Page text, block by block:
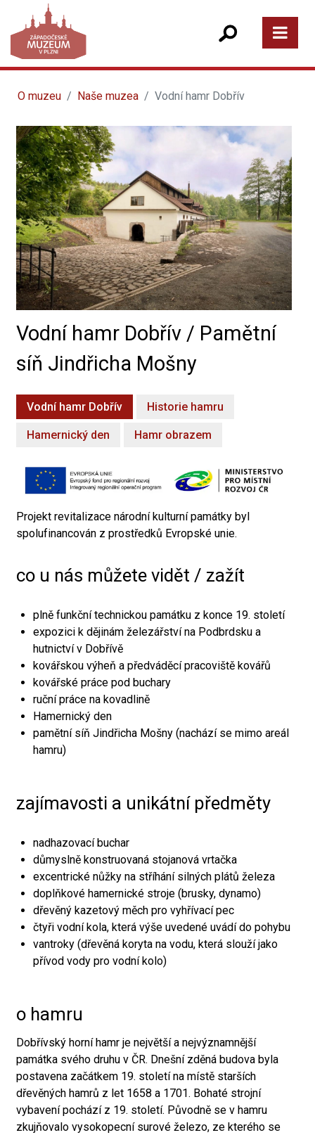
O muzeu Naše muzea Vodní hamr Dobřív
Vodní hamr Dobřív / Pamětní
síň Jindřicha Mošny
Vodní hamr Dobřív Historie hamru
Hamernický den Hamr obrazem
Projekt revitalizace národní kulturní památky byl
spolufinancován z prostředků Evropské unie.
co u nás můžete vidět / zažít
plně funkční technickou památku z konce 19. století
expozici k dějinám železářství na Podbrdsku a
hutnictví v Dobřívě
kovářskou výheň a předváděcí pracoviště kovářů
kovářské práce pod buchary
ruční práce na kovadlině
Hamernický den
pamětní síň Jindřicha Mošny (nachází se mimo areál
hamru)
zajímavosti a unikátní předměty
nadhazovací buchar
důmyslně konstruovaná stojanová vrtačka
excentrické nůžky na stříhání silných plátů železa
doplňkové hamernické stroje (brusky, dynamo)
dřevěný kazetový měch pro vyhřívací pec
čtyři vodní kola, která výše uvedené uvádí do pohybu
vantroky (dřevěná koryta na vodu, která slouží jako
přívod vody pro vodní kolo)
o hamru
Dobřívský horní hamr je největší a nejvýznamnější
památka svého druhu v ČR. Dnešní zděná budova byla
postavena začátkem 19. století na místě starších
dřevěných hamrů z let 1658 a 1701. Bohaté strojní
vybavení pochází z 19. století. Původně se v hamru
zkujňovalo vysokopecní surové železo, ze kterého se